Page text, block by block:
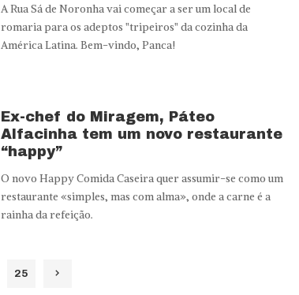
A Rua Sá de Noronha vai começar a ser um local de
romaria para os adeptos "tripeiros" da cozinha da
América Latina. Bem-vindo, Panca!
Ex-chef do Miragem, Páteo
Alfacinha tem um novo restaurante
“happy”
O novo Happy Comida Caseira quer assumir-se como um
restaurante «simples, mas com alma», onde a carne é a
rainha da refeição.
25